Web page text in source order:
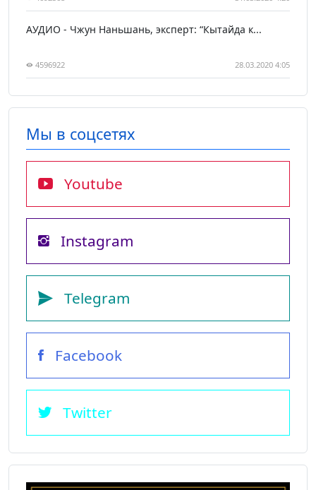
АУДИО - Чжун Наньшань, эксперт: “Кытайда к...
4596922 28.03.2020 4:05
Мы в соцсетях
Youtube
Instagram
Telegram
Facebook
Twitter